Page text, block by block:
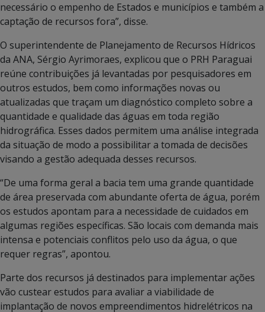
necessário o empenho de Estados e municípios e também a
captação de recursos fora”, disse.
O superintendente de Planejamento de Recursos Hídricos
da ANA, Sérgio Ayrimoraes, explicou que o PRH Paraguai
reúne contribuições já levantadas por pesquisadores em
outros estudos, bem como informações novas ou
atualizadas que traçam um diagnóstico completo sobre a
quantidade e qualidade das águas em toda região
hidrográfica. Esses dados permitem uma análise integrada
da situação de modo a possibilitar a tomada de decisões
visando a gestão adequada desses recursos.
“De uma forma geral a bacia tem uma grande quantidade
de área preservada com abundante oferta de água, porém
os estudos apontam para a necessidade de cuidados em
algumas regiões específicas. São locais com demanda mais
intensa e potenciais conflitos pelo uso da água, o que
requer regras”, apontou.
Parte dos recursos já destinados para implementar ações
vão custear estudos para avaliar a viabilidade de
implantação de novos empreendimentos hidrelétricos na